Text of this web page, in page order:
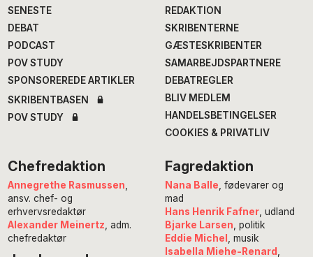
SENESTE
DEBAT
PODCAST
POV STUDY
SPONSOREREDE ARTIKLER
SKRIBENTBASEN
POV STUDY
REDAKTION
SKRIBENTERNE
GÆSTESKRIBENTER
SAMARBEJDSPARTNERE
DEBATREGLER
BLIV MEDLEM
HANDELSBETINGELSER
COOKIES & PRIVATLIV
Chefredaktion
Annegrethe Rasmussen,
ansv. chef- og
erhvervsredaktør
Alexander Meinertz, adm.
chefredaktør
Fagredaktion
Nana Balle, fødevarer og
mad
Hans Henrik Fafner, udland
Bjarke Larsen, politik
Eddie Michel , musik
Isabella Miehe-Renard ,